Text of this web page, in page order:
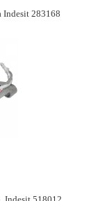
Indesit 283168